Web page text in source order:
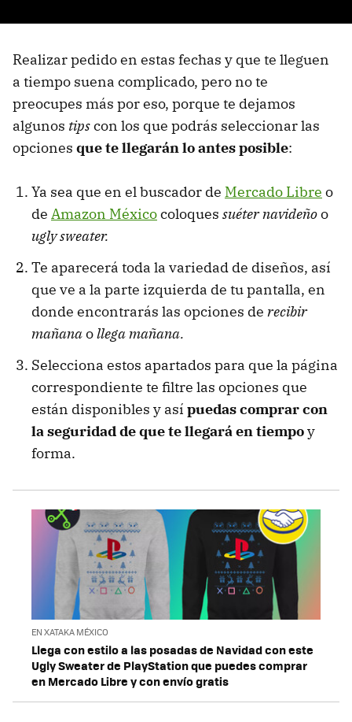
Realizar pedido en estas fechas y que te lleguen
a tiempo suena complicado, pero no te
preocupes más por eso, porque te dejamos
algunos tipscon los que podrás seleccionar las
opciones que te llegarán lo antes posible:
Ya sea que en el buscador de Mercado Libre o
de Amazon Méxicocoloques suéter navideñoo
ugly sweater.
Te aparecerá toda la variedad de diseños, así
que ve a la parte izquierda de tu pantalla, en
donde encontrarás las opciones de recibir
mañanaollega mañana.
Selecciona estos apartados para que la página
correspondiente te filtre las opciones que
están disponibles y así puedas comprar con
la seguridad de que te llegará en tiempoy
forma.
EN XATAKA MÉXICO
Llega con estilo a las posadas de Navidad con este
Ugly Sweater de PlayStation que puedes comprar
en Mercado Libre y con envío gratis